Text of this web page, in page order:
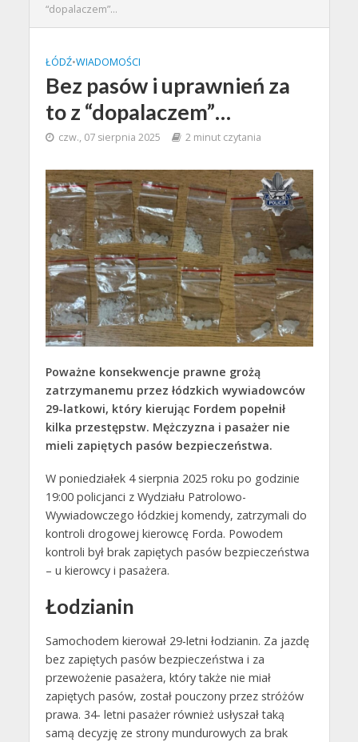
“dopalaczem”…
ŁÓDŹ•WIADOMOŚCI
Bez pasów i uprawnień za
to z “dopalaczem”…
czw., 07 sierpnia 2025 2 minut czytania
Poważne konsekwencje prawne grożą
zatrzymanemu przez łódzkich wywiadowców
29-latkowi, który kierując Fordem popełnił
kilka przestępstw. Mężczyzna i pasażer nie
mieli zapiętych pasów bezpieczeństwa.
W poniedziałek 4 sierpnia 2025 roku po godzinie
19:00 policjanci z Wydziału Patrolowo-
Wywiadowczego łódzkiej komendy, zatrzymali do
kontroli drogowej kierowcę Forda. Powodem
kontroli był brak zapiętych pasów bezpieczeństwa
– u kierowcy i pasażera.
Łodzianin
Samochodem kierował 29-letni łodzianin. Za jazdę
bez zapiętych pasów bezpieczeństwa i za
przewożenie pasażera, który także nie miał
zapiętych pasów, został pouczony przez stróżów
prawa. 34- letni pasażer również usłyszał taką
samą decyzję ze strony mundurowych za brak